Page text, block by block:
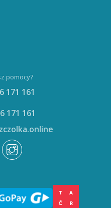
pomocy?
171 161
171 161